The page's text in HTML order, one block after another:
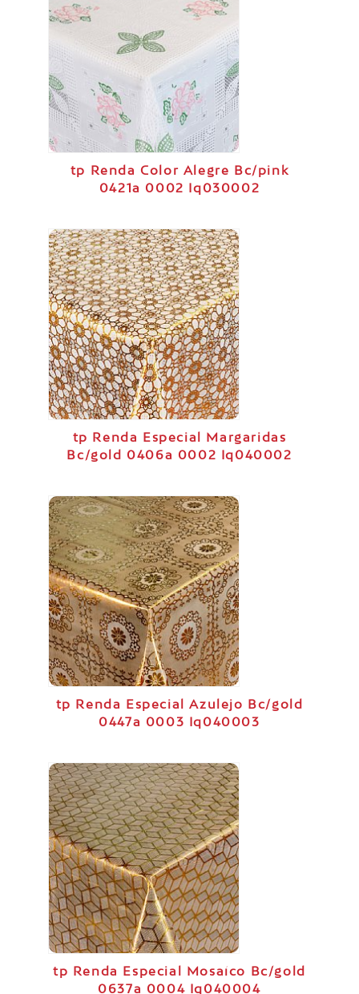
tp Renda Color Alegre Bc/pink
0421a 0002 Iq030002
tp Renda Especial Margaridas
Bc/gold 0406a 0002 Iq040002
tp Renda Especial Azulejo Bc/gold
0447a 0003 Iq040003
tp Renda Especial Mosaíco Bc/gold
0637a 0004 Iq040004